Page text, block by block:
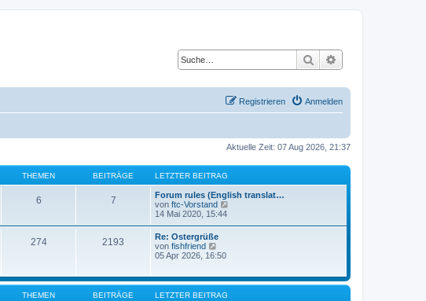
Suche
Anmelden
Registrieren
Aktuelle Zeit: 07 Aug 2026, 21:37
THEMEN BEITRÄGE LETZTER BEITRAG
6 7
Forum rules (English translat…
von ftc-Vorstand
B
e
14 Mai 2020, 15:44
274 2193
Re: Ostergrüße
von fishfriend
e
s
t
05 Apr 2026, 16:50
THEMEN BEITRÄGE LETZTER BEITRAG